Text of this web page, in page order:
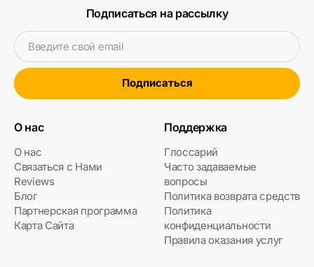
Подписаться на рассылку
Введите свой email
Подписаться
О нас
О нас
Связаться с Нами
Reviews
Блог
Партнерская программа
Карта Сайта
Поддержка
Глоссарий
Часто задаваемые
вопросы
Политика возврата средств
Политика
конфиденциальности
Правила оказания услуг